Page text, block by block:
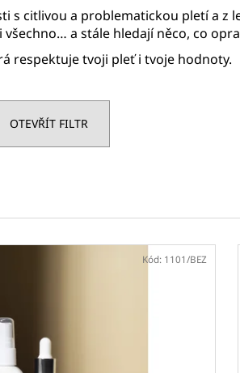
s citlivou a problematickou pletí a z
všechno… a stále hledají něco, co
respektuje tvoji pleť i tvoje hodnoty.
OTEVŘÍT FILTR
Kód: 1101/BEZ